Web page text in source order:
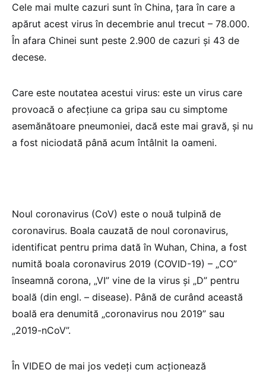
Cele mai multe cazuri sunt în China, țara în care a
apărut acest virus în decembrie anul trecut – 78.000.
În afara Chinei sunt peste 2.900 de cazuri și 43 de
decese.
Care este noutatea acestui virus: este un virus care
provoacă o afecțiune ca gripa sau cu simptome
asemănătoare pneumoniei, dacă este mai gravă, și nu
a fost niciodată până acum întâlnit la oameni.
Noul coronavirus (CoV) este o nouă tulpină de
coronavirus. Boala cauzată de noul coronavirus,
identificat pentru prima dată în Wuhan, China, a fost
numită boala coronavirus 2019 (COVID-19) – „CO”
înseamnă corona, „VI” vine de la virus și „D” pentru
boală (din engl. – disease). Până de curând această
boală era denumită „coronavirus nou 2019” sau
„2019-nCoV”.
În VIDEO de mai jos vedeți cum acționează